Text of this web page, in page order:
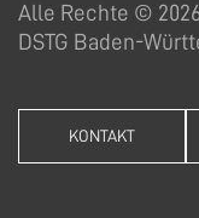
Alle Rechte ©
DSTG Baden-
KONTAKT